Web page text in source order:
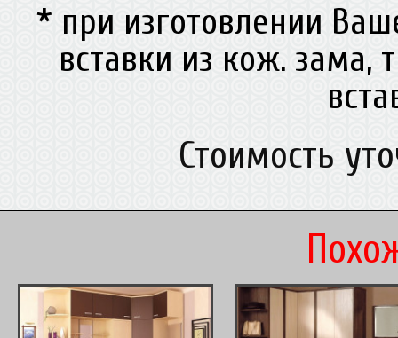
* при изготовлении
вставки из кож. зама,
Стоимость